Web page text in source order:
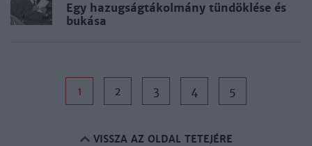
Egy hazugságtákolmány tündöklése és
bukása
1 2 3 4 5
VISSZA AZ OLDAL TETEJÉRE